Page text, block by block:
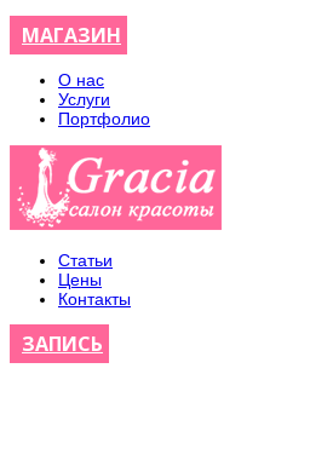
МАГАЗИН
О нас
Услуги
Портфолио
Статьи
Цены
Контакты
ЗАПИСЬ